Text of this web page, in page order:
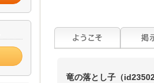
竜の落とし子 （